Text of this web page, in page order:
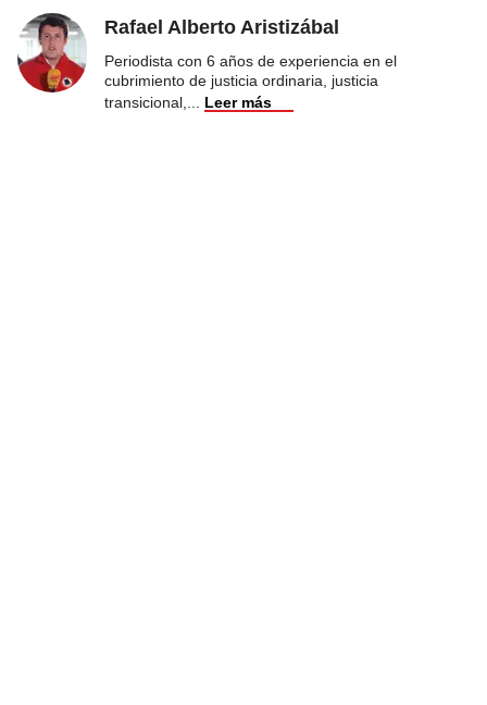
Rafael Alberto Aristizábal
Periodista con 6 años de experiencia en el
cubrimiento de justicia ordinaria, justicia
transicional,
Leer más